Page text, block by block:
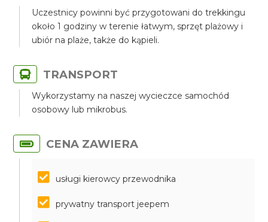
Uczestnicy powinni być przygotowani do trekkingu
około 1 godziny w terenie łatwym, sprzęt plażowy i
ubiór na plaże, także do kąpieli.
TRANSPORT
Wykorzystamy na naszej wycieczce samochód
osobowy lub mikrobus.
CENA ZAWIERA
usługi kierowcy przewodnika
prywatny transport jeepem